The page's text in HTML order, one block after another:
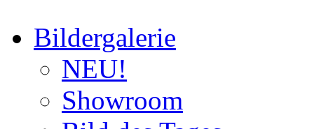
Bildergalerie
NEU!
Showroom